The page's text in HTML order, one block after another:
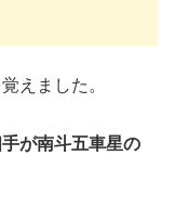
えました。
が南斗五車星の